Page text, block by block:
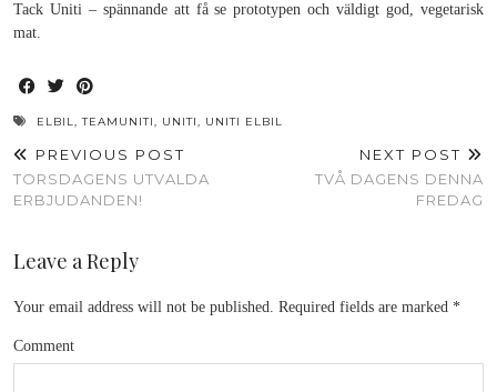
Tack Uniti – spännande att få se prototypen och väldigt god, vegetarisk
mat.
ELBIL,TEAMUNITI, UNITI, UNITI ELBIL
PREVIOUS POST
TORSDAGENS UTVALDA
ERBJUDANDEN!
NEXT POST
TVÅ DAGENS DENNA
FREDAG
Leave a Reply
Your email address will not be published. Required fields are marked *
Comment